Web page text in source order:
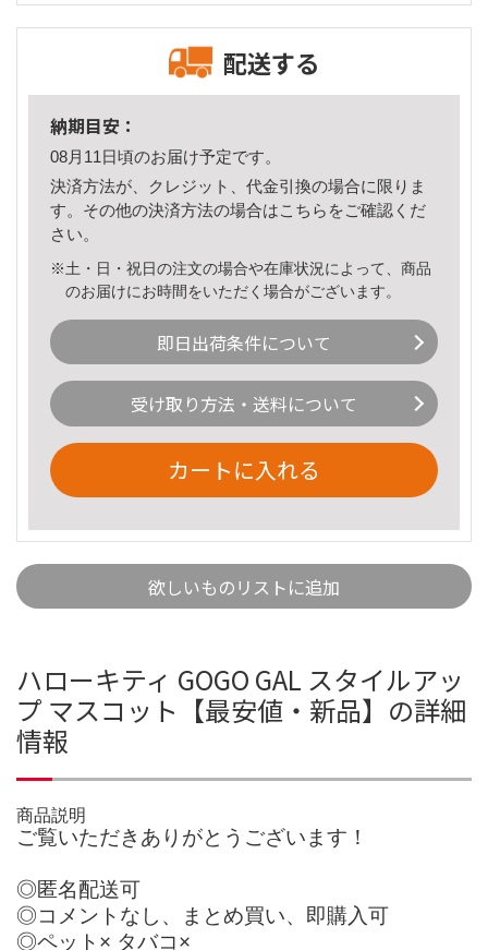
配送する
納期目安：
08月11日頃のお届け予定です。
決済方法が、クレジット、代金引換の場合に限りま
す。その他の決済方法の場合はこちら をご確認くだ
さい。
※土・日・祝日の注文の場合や在庫状況によって、商品
のお届けにお時間をいただく場合がございます。
即日出荷条件について
受け取り方法・送料について
カートに入れる
欲しいものリストに追加
ハローキティ GOGO GAL スタイルアッ
プ マスコット【最安値・新品】の詳細
情報
商品説明
ご覧いただきありがとうございます！
◎匿名配送可
◎コメントなし、まとめ買い、即購入可
◎ペット× タバコ×